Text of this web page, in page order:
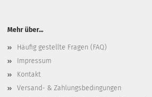
Mehr über...
Häufig gestellte Fragen (FAQ)
Impressum
Kontakt
Versand- & Zahlungsbedingungen